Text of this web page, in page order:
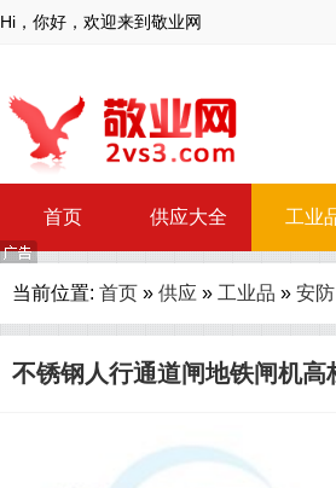
Hi，你好，欢迎来到敬业网
首页 供应大全 工业
当前位置: 首页 » 供应 » 工业品 » 安防
不锈钢人行通道闸地铁闸机